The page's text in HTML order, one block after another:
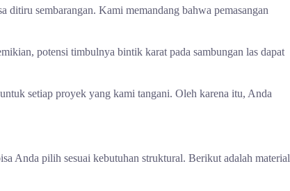
sembarangan. Kami memandang bahwa pemasangan
potensi timbulnya bintik karat pada sambungan las dapat
setiap proyek yang kami tangani. Oleh karena itu, Anda
Anda pilih sesuai kebutuhan struktural. Berikut adalah material